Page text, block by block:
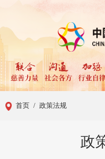
首页 / 政策法规
政